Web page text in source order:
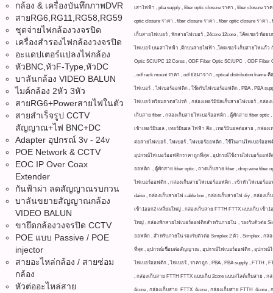
กล้อง & เครื่องบันทึกภาพDVR
สายRG6,RG11,RG58,RG59
ชุดจ่ายไฟกล้องวงจรปิด
เครื่องสำรองไฟกล้องวงจรปิด
อะแดปเตอร์แปลงไฟกล้อง
หัวBNC,หัวF-Type,หัวDC
บาลันกล้อง VIDEO BALUN
ไมค์กล้อง 2หัว 3หัว
สายRG6+Powerสายไฟในตัว
สายสำเร็จรูป CCTV
สัญญาณ+ไฟ BNC+DC
Adapter อุปกรณ์ 3v - 24v
POE Network & CCTV
EOC IP Over Coax
Extender
กันฟ้าผ่า ลดสัญญาณรบกวน
บาลันขยายสัญญาณกล้อง
VIDEO BALUN
ขายึดกล้องวงจรปิด CCTV
POE แบบ Passive / POE
injector
สายอะไหล่กล้อง / สายซ่อม
กล้อง
หัวต่ออะไหล่สาย
เสาไฟฟ้า , pba supply , fiber optic closure ราคา , fiber closure
optic closure ราคา , fiber closure ราคา , fiber optic closure ราค
เก็บสายไฟเบอร์ , พักสายไฟเบอร์ , 24core 12core , โค้ดเชอร์ ห้อ
ไฟเบอร์ บนเสาไฟฟ้า ,ตึกบนสายไฟฟ้า ,โคดเซอร์ เก็บสายไฟแก้ว กั
Optic SC/UPC 12 Cores , ODF Fiber Optic SC/UPC , ODF
, odf rack mount ราคา , odf ย่อมาจาก , optical distribution
ไฟเบอร์ , ไฟเบอร์ออฟติก , ใช้หรับไฟเบอร์ออฟติก , PBA , PBA
ไฟเบอร์ พร้อมถาดสไปรท์ , กล่องเทอร์มินัลเก็บสายไฟเบอร์ , กล่อ
เก็บสาย fiber , กล่องเก็บสายไฟเบอร์ออฟติก , ตู้พักสาย fiber optic
เข้าเทอร์มินอล , เทอร์มินอล ไฟฟ้า คือ , เทอร์มินอลต่อสาย , กล่อง
ต่อสายไฟเบอร์ , ไฟเบอร์ , ไฟเบอร์ออฟติก , ใช้ในงานไฟเบอร์ออฟ
อุปกรณ์ไฟเบอร์ออฟติกราคาถูกที่สุด , อุปกรณ์ใช้งานไฟเบอร์ออฟติก
ออฟติก , ตู้พักสาย fiber optic , ถาดเก็บสาย fiber , drop wire
ไฟเบอร์ออฟติก , กล่องเก็บสายไฟเบอร์ออฟติก , เข้าหัวไฟเบอร์อ
daiso , กล่องเก็บสายไฟ cable box , กล่องเก็บสายไฟ diy , กล่อง
เข้า1ออก2 เหลี่ยมใหญ่ , กล่องเก็บสาย FTTH FTTX แบบเก็บ เข้า
ใหญ่ , กล่องพักสายไฟเบอร์ออฟติกสำหรับภายใน , รองรับตัวต่อ
ออฟติก , สำหรับภายใน รองรับตัวต่อ Simplex 2 ตัว , Simplex , ก
ที่สุด , อุปกรณ์เชื่อมต่อสัญญาณ , อุปกรณ์ไฟเบอร์ออฟติก , อุปกรณ์ไ
ไฟเบอร์ออฟติก , ไฟเบอร์ , ราคาถูก , PBA , PBA supply , FTTH
, กล่องเก็บสาย FTTH FTTX แบบเก็บ 2core แบบสไลด์เก็บสาย ,
4core , กล่องเก็บสาย FTTX 4core , กล่องเก็บสาย FTTH 4core ,